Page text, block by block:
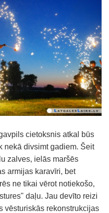
cietoksnis atkal būs
nekā divsimt gadiem. Šeit
zalves, ielās maršēs
armijas karavīri, bet
ne tikai vērot notiekošo,
daļu. Jau devīto reizi
vēsturiskās rekonstrukcijas